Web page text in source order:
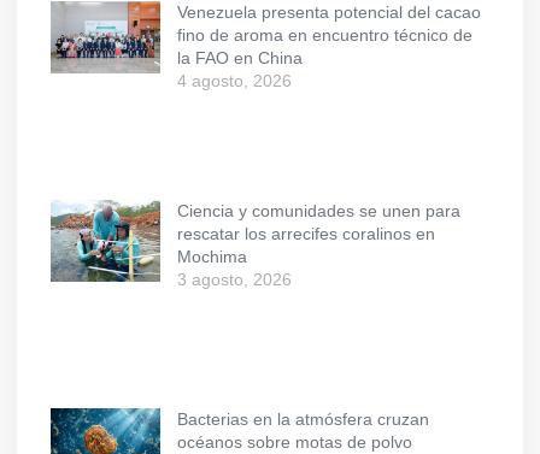
Venezuela presenta potencial del cacao
fino de aroma en encuentro técnico de
la FAO en China
4 agosto, 2026
Ciencia y comunidades se unen para
rescatar los arrecifes coralinos en
Mochima
3 agosto, 2026
Bacterias en la atmósfera cruzan
océanos sobre motas de polvo